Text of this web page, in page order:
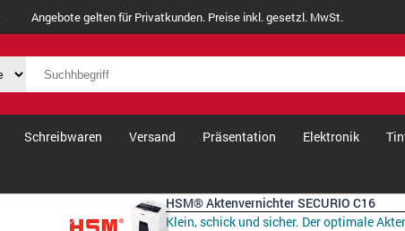
Angebote gelten für Privatkunden. Preise inkl. gesetzl. MwSt.
Schreibwaren Versand Präsentation Elektronik
HSM® Aktenvernichter SECURIO C16
Klein, schick und sicher. Der optimale